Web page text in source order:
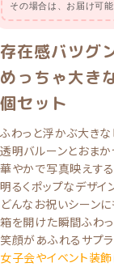
その場合は、お届け可
存在感バツグ
めっちゃ大き
個セット
ふわっと浮かぶ大きな
透明バルーンとおま
華やかで写真映えす
明るくポップなデザイ
どんなお祝いシーンに
箱を開けた瞬間ふわ
笑顔があふれるサプ
女子会やイベント装飾